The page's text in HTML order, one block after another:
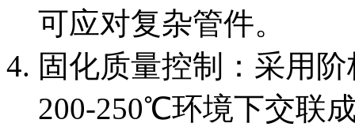
可应对复杂管件。
固化质量控制：采用
200-250℃环境下交联